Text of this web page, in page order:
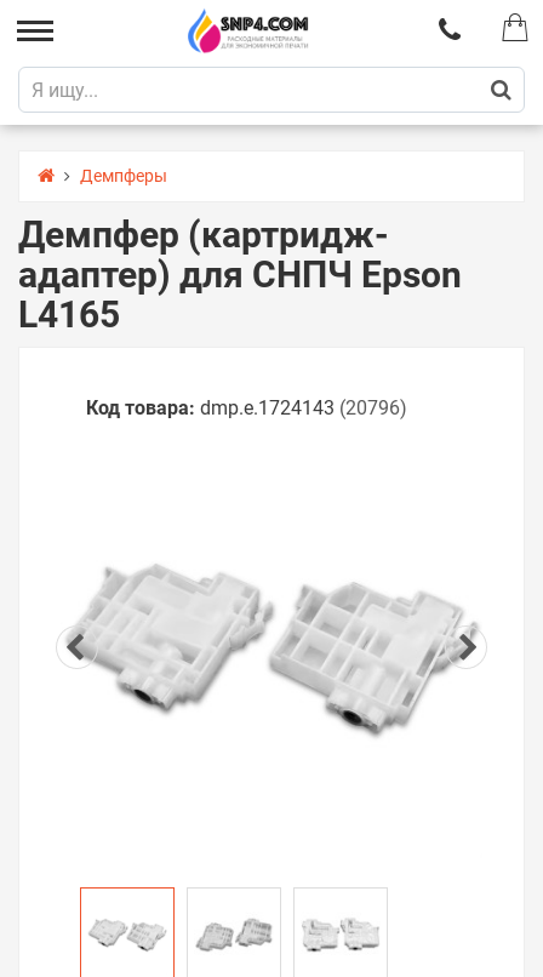
Демпферы
Демпфер (картридж-
адаптер) для СНПЧ Epson
L4165
Код товара: dmp.e.1724143 (20796)